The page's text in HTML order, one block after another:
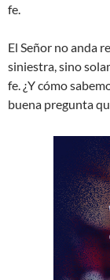
fe.
El Señor no anda
siniestra, sino
fe. ¿Y cómo
buena pregunta